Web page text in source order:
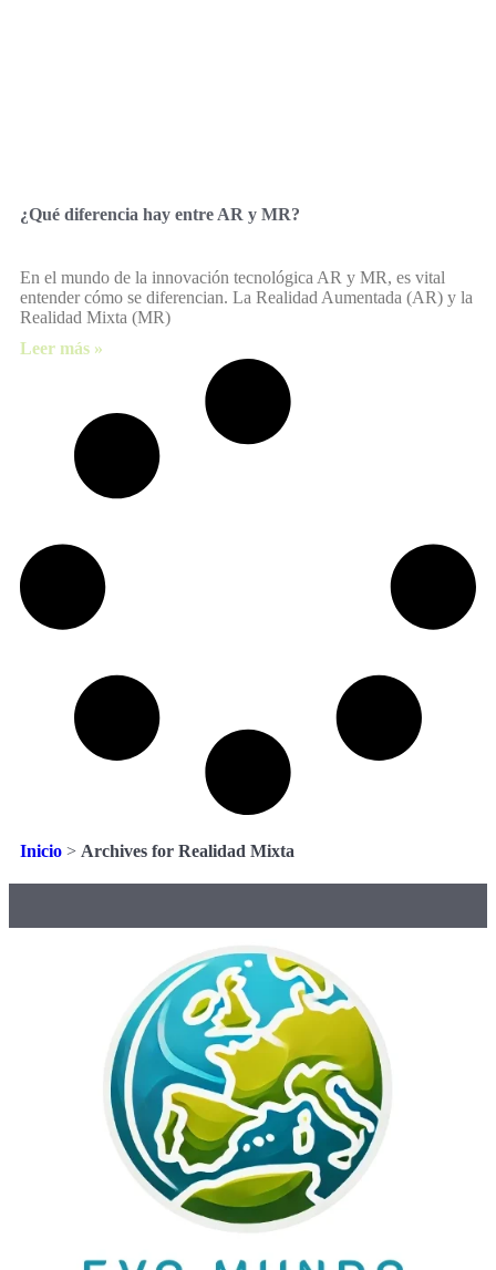
¿Qué diferencia hay entre AR y MR?
En el mundo de la innovación tecnológica AR y MR, es vital
entender cómo se diferencian. La Realidad Aumentada (AR) y la
Realidad Mixta (MR)
Leer más »
Inicio > Archives for Realidad Mixta